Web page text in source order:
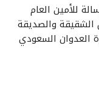
للأمين العام
الشقيقة والصديقة
العدوان السعودي